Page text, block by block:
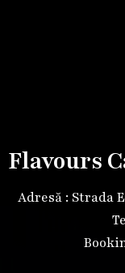
Flavours
Adresă : Strada